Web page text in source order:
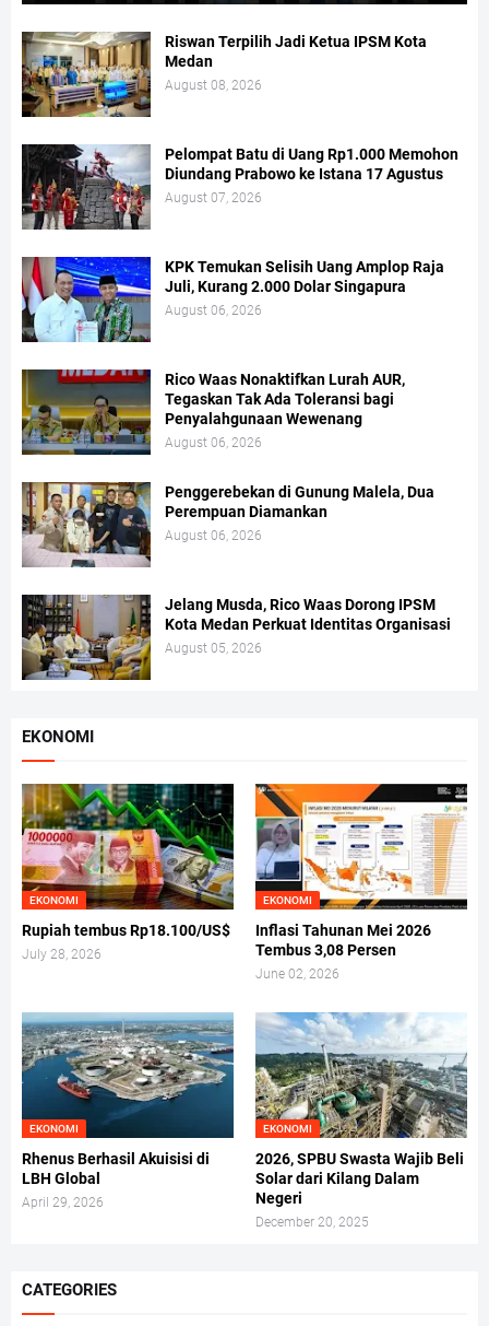
Riswan Terpilih Jadi Ketua IPSM Kota
Medan
August 08, 2026
Pelompat Batu di Uang Rp1.000 Memohon
Diundang Prabowo ke Istana 17 Agustus
August 07, 2026
KPK Temukan Selisih Uang Amplop Raja
Juli, Kurang 2.000 Dolar Singapura
August 06, 2026
Rico Waas Nonaktifkan Lurah AUR,
Tegaskan Tak Ada Toleransi bagi
Penyalahgunaan Wewenang
August 06, 2026
Penggerebekan di Gunung Malela, Dua
Perempuan Diamankan
August 06, 2026
Jelang Musda, Rico Waas Dorong IPSM
Kota Medan Perkuat Identitas Organisasi
August 05, 2026
EKONOMI
EKONOMI
Rupiah tembus Rp18.100/US$
July 28, 2026
EKONOMI
Inflasi Tahunan Mei 2026
Tembus 3,08 Persen
June 02, 2026
EKONOMI
Rhenus Berhasil Akuisisi di
LBH Global
April 29, 2026
EKONOMI
2026, SPBU Swasta Wajib Beli
Solar dari Kilang Dalam
Negeri
December 20, 2025
CATEGORIES